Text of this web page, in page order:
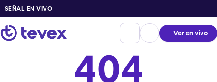
SEÑAL EN VIVO
Ver en vivo
404